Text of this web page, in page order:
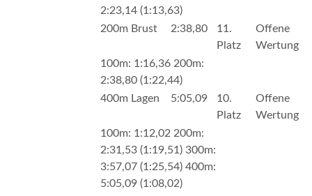
2:23,14 (1:13,63)
200m Brust
2:38,80
11.
Platz
Offene
Wertung
100m: 1:16,36 200m:
2:38,80 (1:22,44)
400m Lagen
5:05,09
10.
Platz
Offene
Wertung
100m: 1:12,02 200m:
2:31,53 (1:19,51) 300m:
3:57,07 (1:25,54) 400m:
5:05,09 (1:08,02)